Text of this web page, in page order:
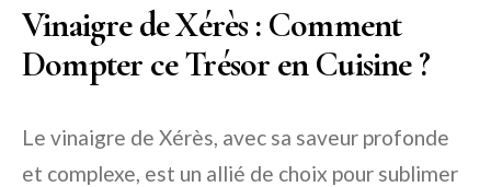
Vinaigre de Xérès : Comment
Dompter ce Trésor en Cuisine ?
Le vinaigre de Xérès, avec sa saveur profonde
et complexe, est un allié de choix pour sublimer